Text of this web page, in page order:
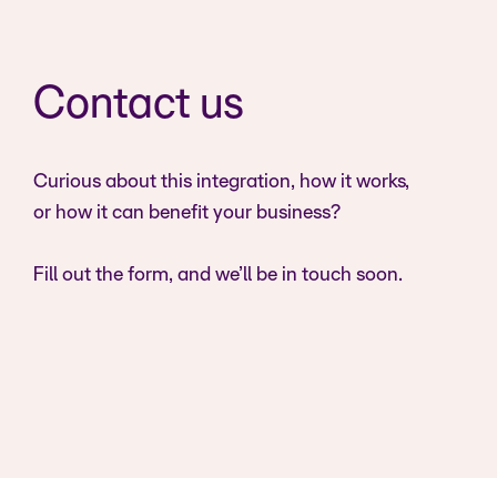
Contact us
Curious about this integration, how it works,
or how it can benefit your business?
Fill out the form, and we’ll be in touch soon.